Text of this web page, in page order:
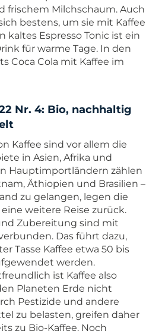
frischem Milchschaum. Auch
bestens, um sie mit Kaffee
kaltes Espresso Tonic ist ein
für warme Tage. In den
Coca Cola mit Kaffee im
Nr. 4: Bio, nachhaltig
Kaffee sind vor allem die
in Asien, Afrika und
Hauptimportländern zählen
Äthiopien und Brasilien –
zu gelangen, legen die
weitere Reise zurück.
Zubereitung sind mit
Das führt dazu,
Tasse Kaffee etwa 50 bis
werden.
ist Kaffee also
Planeten Erde nicht
Pestizide und andere
zu belasten, greifen daher
zu Bio-Kaffee. Noch